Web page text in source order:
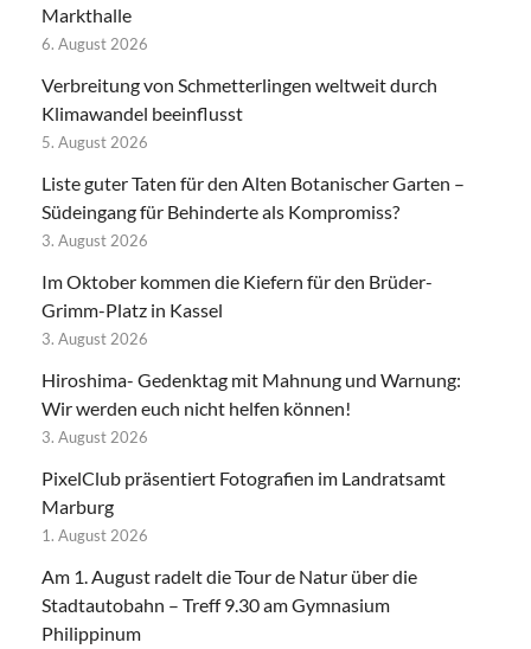
Markthalle
6. August 2026
Verbreitung von Schmetterlingen weltweit durch
Klimawandel beeinflusst
5. August 2026
Liste guter Taten für den Alten Botanischer Garten –
Südeingang für Behinderte als Kompromiss?
3. August 2026
Im Oktober kommen die Kiefern für den Brüder-
Grimm-Platz in Kassel
3. August 2026
Hiroshima- Gedenktag mit Mahnung und Warnung:
Wir werden euch nicht helfen können!
3. August 2026
PixelClub präsentiert Fotografien im Landratsamt
Marburg
1. August 2026
Am 1. August radelt die Tour de Natur über die
Stadtautobahn – Treff 9.30 am Gymnasium
Philippinum